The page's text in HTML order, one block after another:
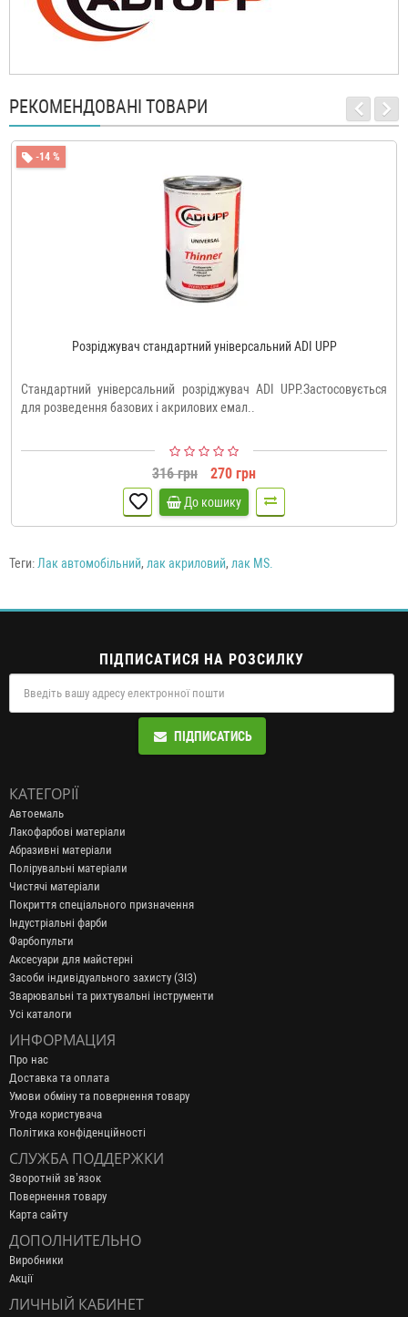
РЕКОМЕНДОВАНІ ТОВАРИ
-14 %
Розріджувач стандартний універсальний ADI UPP
Стандартний універсальний розріджувач ADI UPP.Застосовується
для розведення базових і акрилових емал..
316 грн 270 грн
До кошику
Теги:Лак автомобільний, лак акриловий, лак MS.
ПІДПИСАТИСЯ НА РОЗСИЛКУ
ПІДПИСАТИСЬ
КАТЕГОРІЇ
Автоемаль
Лакофарбові матеріали
Абразивні матеріали
Полірувальні матеріали
Чистячі матеріали
Покриття спеціального призначення
Індустріальні фарби
Фарбопульти
Аксесуари для майстерні
Засоби індивідуального захисту (ЗІЗ)
Зварювальні та рихтувальні інструменти
Усі каталоги
ИНФОРМАЦИЯ
Про нас
Доставка та оплата
Умови обміну та повернення товару
Угода користувача
Політика конфіденційності
СЛУЖБА ПОДДЕРЖКИ
Зворотній зв’язок
Повернення товару
Карта сайту
ДОПОЛНИТЕЛЬНО
Виробники
Акції
ЛИЧНЫЙ КАБИНЕТ